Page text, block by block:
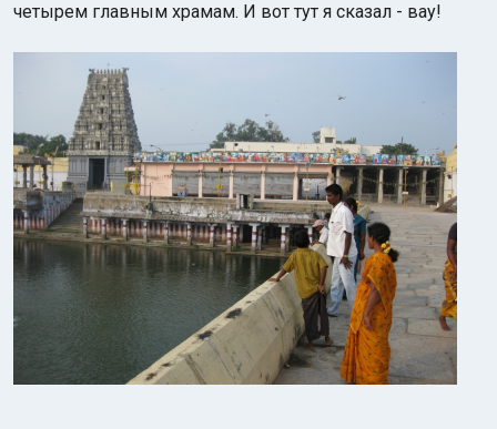
четырем главным храмам. И вот тут я сказал - вау!